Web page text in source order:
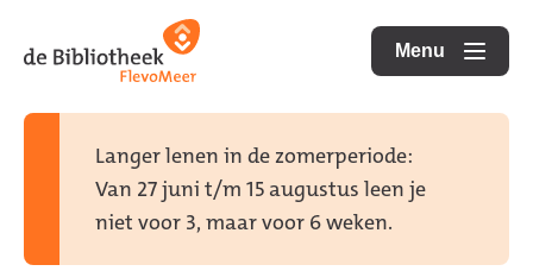
direct
direct
naar
Menu
openen
Langer lenen in de zomerperiode:
Van 27 juni t/m 15 augustus leen je
niet voor 3, maar voor 6 weken.